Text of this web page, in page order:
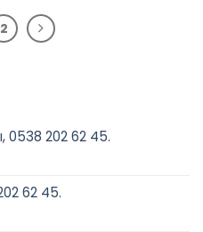
2
0538 202 62 45.
62 45.